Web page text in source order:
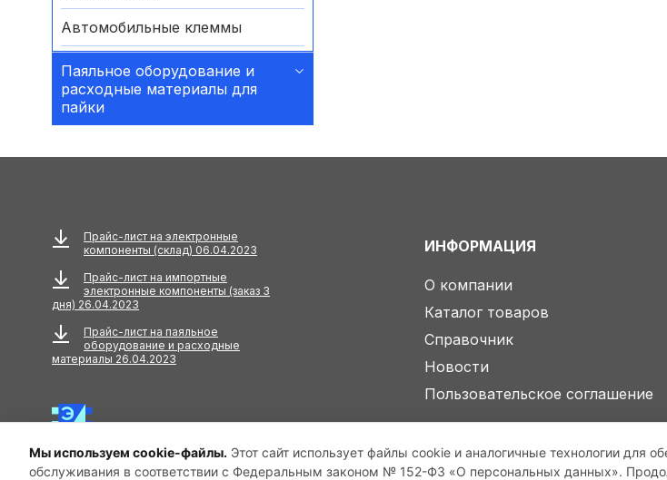
Мы используем cookie-файлы. Этот сайт использует файлы cookie и аналогичные технологии для
обслуживания в соответствии с Федеральным законом № 152-ФЗ «О персональных данных».
Автомобильные клеммы
Аккумуляторные батареи
Аксессуары
КОМПОНЕНТЫ
Амортизаторы
Анкера
АНТЕННЫ
Антенны GPS
Антенны WiFi
Антенны ТВ
Паяльное оборудование и
расходные материалы для
пайки
Прайс-лист на электронные
компоненты (склад) 06.04.2023
Прайс-лист на импортные
электронные компоненты (заказ 3
дня) 26.04.2023
Прайс-лист на паяльное
оборудование и расходные
материалы 26.04.2023
ИНФОРМАЦИЯ
О компании
Каталог товаров
Справочник
Новости
Пользовательское соглашение